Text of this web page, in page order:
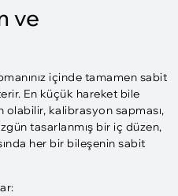
ve
içinde tamamen sabit
En küçük hareket bile
olabilir, kalibrasyon sapması,
tasarlanmış bir iç düzen,
her bir bileşenin sabit